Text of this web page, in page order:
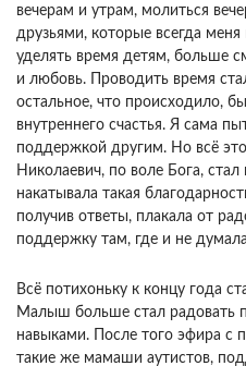
вечерам и утрам, молиться
друзьями, которые всегда
уделять время детям, больше
и любовь. Проводить время
остальное, что происходило,
внутреннего счастья. Я сама
поддержкой другим. Но всё
Николаевич, по воле Бога,
накатывала такая
получив ответы, плакала от
поддержку там, где и не
Всё потихоньку к концу года
Малыш больше стал радовать
навыками. После того эфира с
такие же мамаши аутистов,